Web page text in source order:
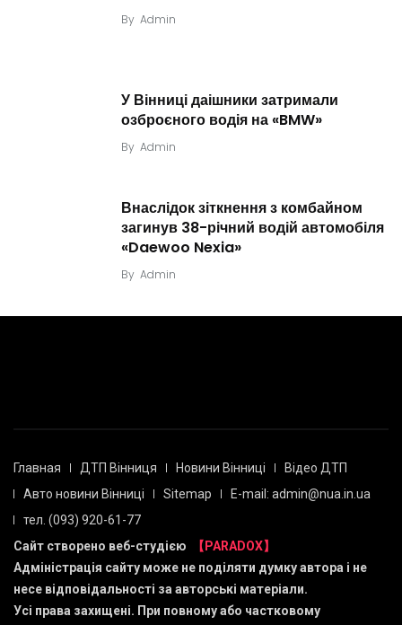
By Admin
У Вінниці даішники затримали
озброєного водія на «BMW»
By Admin
Внаслідок зіткнення з комбайном
загинув 38-річний водій автомобіля
«Daewoo Nexia»
By Admin
Главная ДТП Вінниця Новини Вінниці
Відео ДТП
Авто новини Вінниці
Sitemap
E-mail: admin@nua.in.ua
тел. (093) 920-61-77
Сайт створено веб-студією
【PARADOX】
Адміністрація сайту може не поділяти думку автора і не
несе відповідальності за авторські матеріали.
Усі права захищені. При повному або частковому